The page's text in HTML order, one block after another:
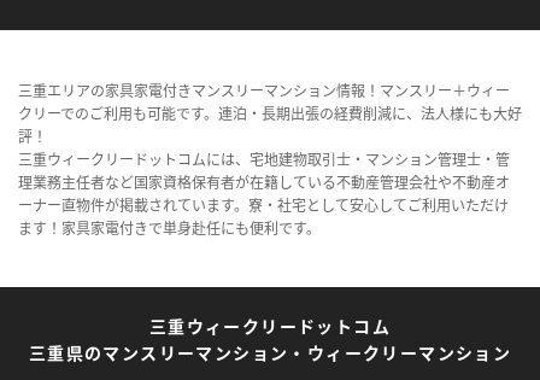
三重エリアの家具家電付きマンスリーマンション情報！マンスリー＋ウィー
クリーでのご利用も可能です。連泊・長期出張の経費削減に、法人様にも大好
評！
三重ウィークリードットコムには、宅地建物取引士・マンション管理士・管
理業務主任者など国家資格保有者が在籍している不動産管理会社や不動産オ
ーナー直物件が掲載されています。寮・社宅として安心してご利用いただけ
ます！家具家電付きで単身赴任にも便利です。
三重ウィークリードットコム
三重県のマンスリーマンション・ウィークリーマンション